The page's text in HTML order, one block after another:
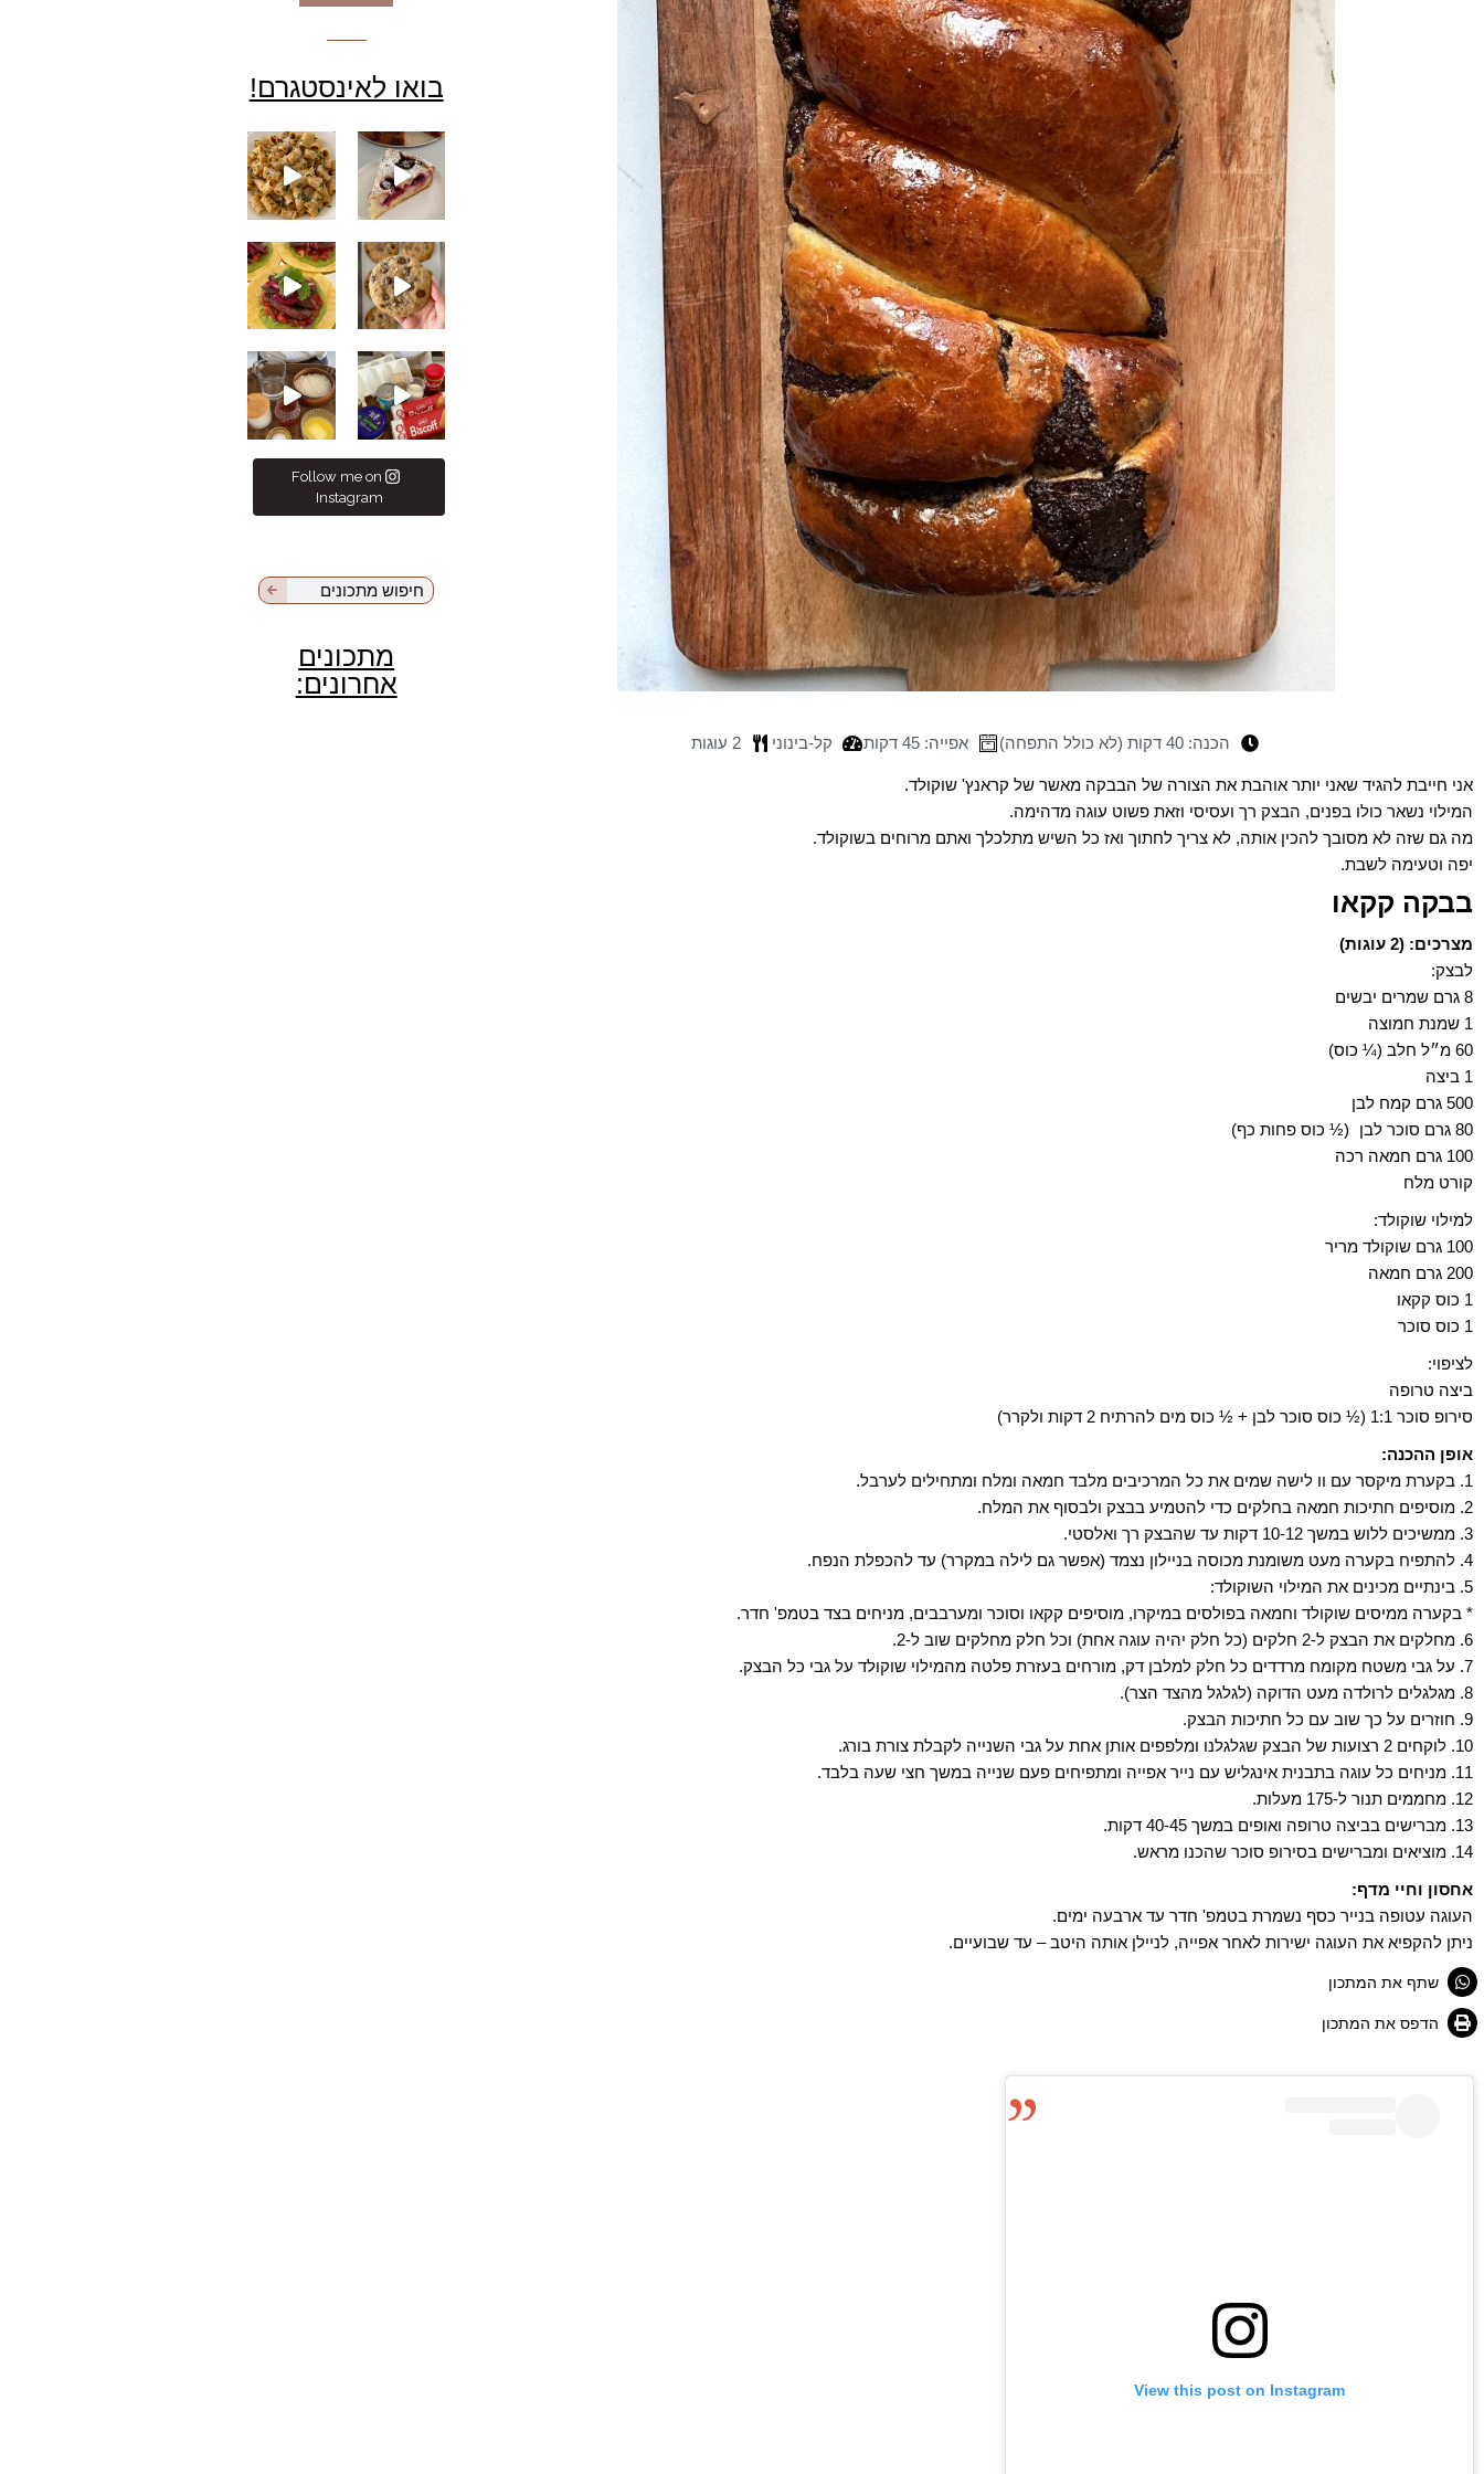
הכנה: 40 דקות (לא כולל התפחה) אפייה: 45 דקות קל-בינוני 2 עוגות
אני חייבת להגיד שאני יותר אוהבת את הצורה של הבבקה מאשר של קראנץ' שוקולד.
המילוי נשאר כולו בפנים, הבצק רך ועסיסי וזאת פשוט עוגה מדהימה.
מה גם שזה לא מסובך להכין אותה, לא צריך לחתוך ואז כל השיש מתלכלך ואתם מרוחים בשוקולד.
יפה וטעימה לשבת.
בבקה קקאו
מצרכים: (2 עוגות)
לבצק:
8 גרם שמרים יבשים
1 שמנת חמוצה
60 מ״ל חלב (¼ כוס)
1 ביצה
500 גרם קמח לבן
80 גרם סוכר לבן (½ כוס פחות כף)
100 גרם חמאה רכה
קורט מלח
למילוי שוקולד:
100 גרם שוקולד מריר
200 גרם חמאה
1 כוס קקאו
1 כוס סוכר
לציפוי:
ביצה טרופה
סירופ סוכר 1:1 (
½ כוס סוכר לבן + ½ כוס מים להרתיח 2 דקות ולקרר)
אופן ההכנה:
1. בקערת מיקסר עם וו לישה שמים את כל המרכיבים מלבד חמאה ומלח ומתחילים לערבל.
2. מוסיפים חתיכות חמאה בחלקים כדי להטמיע בבצק ולבסוף את המלח.
3. ממשיכים ללוש במשך 10-12 דקות עד שהבצק רך ואלסטי.
4. להתפיח בקערה מעט משומנת מכוסה בניילון נצמד (אפשר גם לילה במקרר) עד להכפלת הנפח.
5. בינתיים מכינים את המילוי השוקולד:
* בקערה ממיסים שוקולד וחמאה בפולסים במיקרו, מוסיפים קקאו וסוכר ומערבבים, מניחים בצד בטמפ' חדר.
6. מחלקים את הבצק ל-2 חלקים (כל חלק יהיה עוגה אחת) וכל חלק מחלקים שוב ל-2.
7. על גבי משטח מקומח מרדדים כל חלק למלבן דק, מורחים בעזרת פלטה מהמילוי שוקולד על גבי כל הבצק.
8. מגלגלים לרולדה מעט הדוקה (לגלגל מהצד הצר).
9. חוזרים על כך שוב עם כל חתיכות הבצק.
10. לוקחים 2 רצועות של הבצק שגלגלנו ומלפפים אותן אחת על גבי השנייה לקבלת צורת בורג.
11. מניחים כל עוגה בתבנית אינגליש עם נייר אפייה ומתפיחים פעם שנייה במשך חצי שעה בלבד.
12. מחממים תנור ל-175 מעלות.
13. מברישים בביצה טרופה ואופים במשך 40-45 דקות.
14. מוציאים ומברישים בסירופ סוכר שהכנו מראש.
אחסון וחיי מדף:
העוגה עטופה בנייר כסף נשמרת בטמפ' חדר עד ארבעה ימים.
ניתן להקפיא את העוגה ישירות לאחר אפייה, לניילן אותה היטב – עד שבועיים.
שתף את המתכון
הדפס את המתכון
View this post on Instagram
בואו לאינסטגרם!
עוגת שזיפים של לידיה Lydia’s Plum Cake מצרכים: (ריגטוני קרם תירס וצ׳ילי Spicy Corn Sauce Rigatoni
עוגיות שוקולד צ׳יפס בננה ברד Banana bread chocolatטאקו סטייק ורוטב אבוקדו כוסברה לימון Taco steak &
⁨ מגנום לוטוס Biscoff magnum - caramel לקרם: (8
Follow me on
Instagram
מתכונים
אחרונים: